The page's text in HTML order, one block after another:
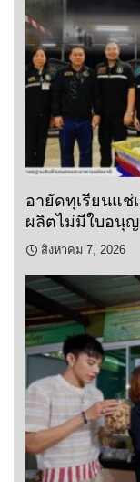
อายัดทุเรียนแช่
ผลิตไม่มีใบอนุ
สิงหาคม 7, 2026